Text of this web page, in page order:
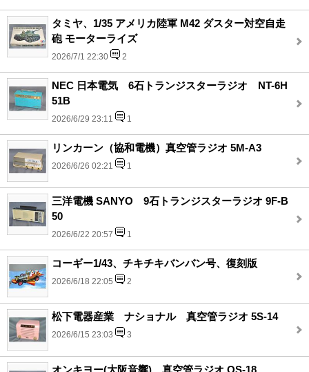
タミヤ、1/35 アメリカ陸軍 M42 ダスター対空自走
砲 モーターライズ
2026/7/1 22:30 2
NEC 日本電気 6石トランジスターラジオ NT-6H
51B
2026/6/29 23:11 1
リンカーン（協和電機）真空管ラジオ 5M-A3
2026/6/26 02:21 1
三洋電機 SANYO 9石トランジスターラジオ 9F-B
50
2026/6/22 20:57 1
コーギー1/43、チキチキバンバン号、復刻版
2026/6/18 22:05 2
松下電器産業 ナショナル 真空管ラジオ 5S-14
2026/6/15 23:03 3
オンキヨー(大阪音響)、真空管ラジオ OS-18